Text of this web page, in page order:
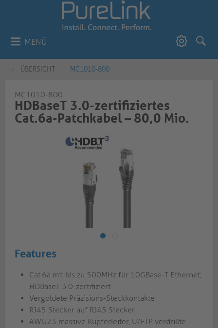
MENÜ
ÜBERSICHT MC1010-800
MC1010-800
HDBaseT 3.0-zertifiziertes
Cat.6a-Patchkabel – 80,0 Mio.
Features
Cat.6a mit bis zu 500MHz für 10GBase-T Ethernet;
HDBaseT 3.0-zertifiziert
Vergoldete Präzisions-Steckkontakte
RJ45 Stecker auf RJ45 Stecker
AWG23 massive Kupferleiter, U/FTP verdrillte